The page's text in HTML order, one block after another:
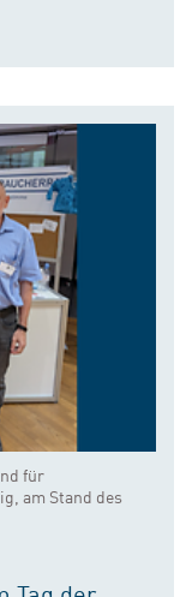
für
am Stand des